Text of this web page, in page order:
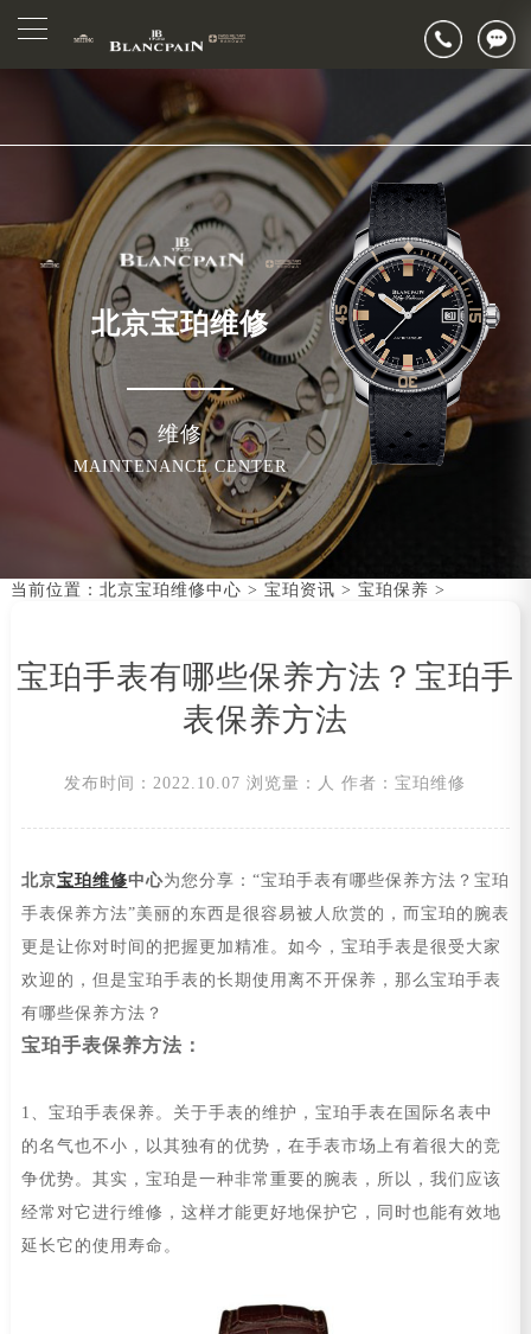
官网公告>
▲
▼
2026年7月北京市宝珀官方售后客户服务热线：400-883-8293
2026年7月宝珀售后服务中心最新网点地址：
北京市东城区东长安街1号东方广场写字楼W3座6层602室（需提前预约）
北京市朝阳区建国门外大街甲6号华熙国际中心写字楼D座11层1102室（需提前预约）
北京市朝阳区建国门外大街甲6号华熙国际中心D座11层1102室宝珀售后服务中心（需提前预约）
节假日正常营业！
北京宝珀维修
维修
MAINTENANCE CENTER
当前位置： 北京宝珀维修中心 > 宝珀资讯 > 宝珀保养 >
宝珀手表有哪些保养方法？宝珀手
表保养方法
发布时间：2022.10.07 浏览量： 人 作者：宝珀维修
北京宝珀维修中心为您分享：“宝珀手表有哪些保养方法？宝珀
手表保养方法”美丽的东西是很容易被人欣赏的，而宝珀的腕表
更是让你对时间的把握更加精准。如今，宝珀手表是很受大家
欢迎的，但是宝珀手表的长期使用离不开保养，那么宝珀手表
有哪些保养方法？
宝珀手表保养方法：
1、宝珀手表保养。关于手表的维护，宝珀手表在国际名表中
的名气也不小，以其独有的优势，在手表市场上有着很大的竞
争优势。其实，宝珀是一种非常重要的腕表，所以，我们应该
经常对它进行维修，这样才能更好地保护它，同时也能有效地
延长它的使用寿命。